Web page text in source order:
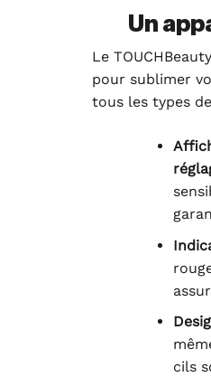
Un
Le
pour sublimer
tous les types
cils